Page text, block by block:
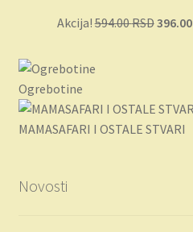
Akcija!594.00RSD396.00
Ogrebotine
MAMASAFARI I OSTALE STVARI
Novosti